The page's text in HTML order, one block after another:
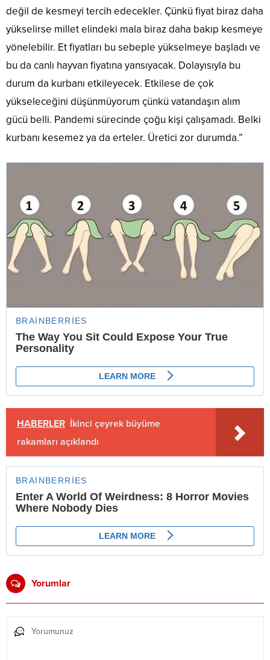
değil de kesmeyi tercih edecekler. Çünkü fiyat biraz daha
yükselirse millet elindeki mala biraz daha bakıp kesmeye
yönelebilir. Et fiyatları bu sebeple yükselmeye başladı ve
bu da canlı hayvan fiyatına yansıyacak. Dolayısıyla bu
durum da kurbanı etkileyecek. Etkilese de çok
yükseleceğini düşünmüyorum çünkü vatandaşın alım
gücü belli. Pandemi sürecinde çoğu kişi çalışamadı. Belki
kurbanı kesemez ya da erteler. Üretici zor durumda.”
HABERLER İkinci çeyrek büyüme
rakamları açıklandı
Yorumlar